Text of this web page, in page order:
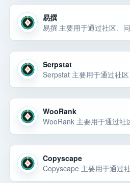
易撰
Serpstat
WooRank
Copyscape